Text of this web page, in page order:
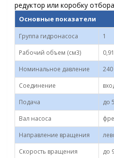
редуктор или коробку
Основные показатели
Группа гидронасоса
1
Рабочий объем (см3)
Номинальное давление
Соединение
Подача
до
Вал насоса
Направление вращения
Скорость вращения
до